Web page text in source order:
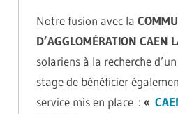
Notre fusion avec la
D’AGGLOMÉRATION CAEN
solariens à la recherche
stage de bénéficier
service mis en place : «